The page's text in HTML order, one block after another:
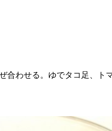
合わせる。ゆでタコ足、ト